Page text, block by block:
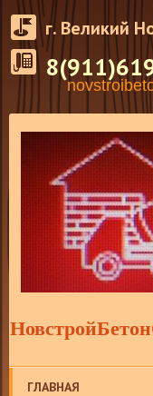
г. Великий
ГЛАВНАЯ